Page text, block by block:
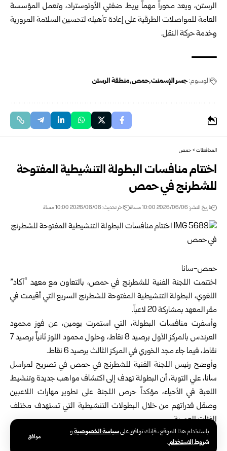
باستخدام هذا الموقع ، فإنك توافق علىسياسة الخصوصيةو
شروط الاستخدام.
موافق
‏الرستن، ‏ويعد محوراً مهماً يربط ضفتي الأوتوستراد، وتعمل ‏المؤسسة
العامة للمواصلات ‏الطرقية على إعادة تأهيله لتحسين السلامة ‏المرورية
وخدمة حركة النقل‎.‎
الوسوم:جسر الإسمنت حمص منطقة الرستن
المحافظات>حمص
اختتام منافسات البطولة التنشيطية المفتوحة
للشطرنج في حمص
تاريخ النشر: 2026/06/06 10:00 مساءً اخر تحديث: 2026/06/06 10:00 مساءً
حمص-سانا
اختتمت اللجنة الفنية للشطرنجفيحمص، بالتعاون مع معهد “آكاد”
اللغوي، ‏البطولة التنشيطية المفتوحة للشطرنج السريع التي أقيمت في
مقر المعهد بمشاركة ‌‏20 لاعباً.‏
وأسفرت منافسات البطولة، التي استمرت يومين، عن فوز محمود
العرندس ‏بالمركز الأول برصيد 8 نقاط، وحلول محمود اللوز ثانياً برصيد 7
نقاط، فيما جاء ‏مجد الخوري في المركز الثالث برصيد 6 نقاط.‏
وأوضح رئيس اللجنة الفنية للشطرنج في حمص في تصريح لمراسل
سانا، علي ‏التوبة، أن البطولة تهدف إلى اكتشاف مواهب جديدة وتنشيط
اللعبة في الأحياء، ‏مؤكداً حرص اللجنة على تطوير مهارات اللاعبين
وصقل قدراتهم من خلال ‏البطولات التنشيطية التي تستهدف مختلف
الفئات العمرية.‏
من جهتهم، أشار اللاعبون الفائزون بالمراكز الأولى إلى أهمية البطولات
التنشيطية في تعزيز الخبرة ورفع مستوى المنافسة، ‏ومؤكدين عزمهم